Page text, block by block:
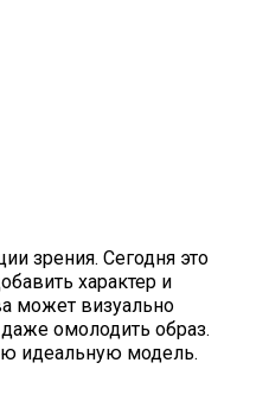
зрения. Сегодня это
характер и
может визуально
омолодить образ.
идеальную модель.